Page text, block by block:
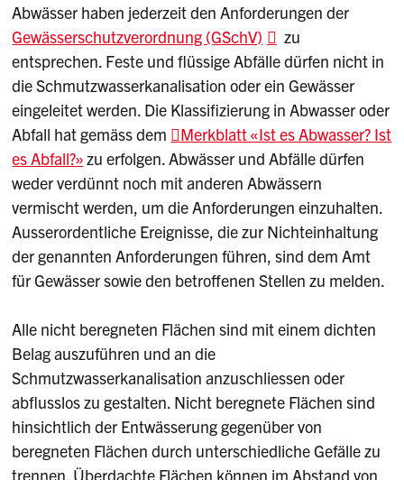
Abwässer haben jederzeit den Anforderungen der
Gewässerschutzverordnung (GSchV)
zu
entsprechen. Feste und flüssige Abfälle dürfen nicht in
die Schmutzwasserkanalisation oder ein Gewässer
eingeleitet werden. Die Klassifizierung in Abwasser oder
Abfall hat gemäss dem
Merkblatt «Ist es Abwasser? Ist
es Abfall?»zu erfolgen. Abwässer und Abfälle dürfen
weder verdünnt noch mit anderen Abwässern
vermischt werden, um die Anforderungen einzuhalten.
Ausserordentliche Ereignisse, die zur Nichteinhaltung
der genannten Anforderungen führen, sind dem Amt
für Gewässer sowie den betroffenen Stellen zu melden.
Alle nicht beregneten Flächen sind mit einem dichten
Belag auszuführen und an die
Schmutzwasserkanalisation anzuschliessen oder
abflusslos zu gestalten. Nicht beregnete Flächen sind
hinsichtlich der Entwässerung gegenüber von
beregneten Flächen durch unterschiedliche Gefälle zu
trennen. Überdachte Flächen können im Abstand von